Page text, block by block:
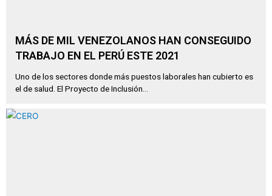
MÁS DE MIL VENEZOLANOS HAN CONSEGUIDO
TRABAJO EN EL PERÚ ESTE 2021
Uno de los sectores donde más puestos laborales han cubierto es
el de salud. El Proyecto de Inclusión...